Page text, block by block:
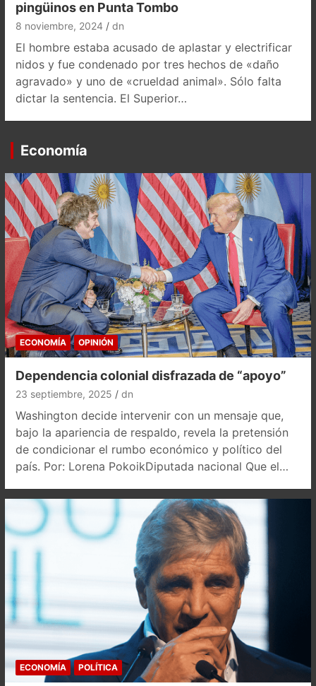
pingüinos en Punta Tombo
8 noviembre, 2024 dn
El hombre estaba acusado de aplastar y electrificar
nidos y fue condenado por tres hechos de «daño
agravado» y uno de «crueldad animal». Sólo falta
dictar la sentencia. El Superior…
Economía
ECONOMÍA OPINIÓN
Dependencia colonial disfrazada de “apoyo”
23 septiembre, 2025 dn
Washington decide intervenir con un mensaje que,
bajo la apariencia de respaldo, revela la pretensión
de condicionar el rumbo económico y político del
país. Por: Lorena PokoikDiputada nacional Que el…
ECONOMÍA POLÍTICA